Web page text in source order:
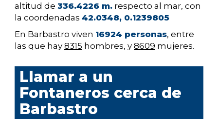
altitud de 336.4226 m. respecto al mar, con
la coordenadas 42.0348, 0.1239805
En Barbastro viven 16924 personas, entre
las que hay 8315 hombres, y 8609 mujeres.
Llamar a un
Fontaneros cerca de
Barbastro